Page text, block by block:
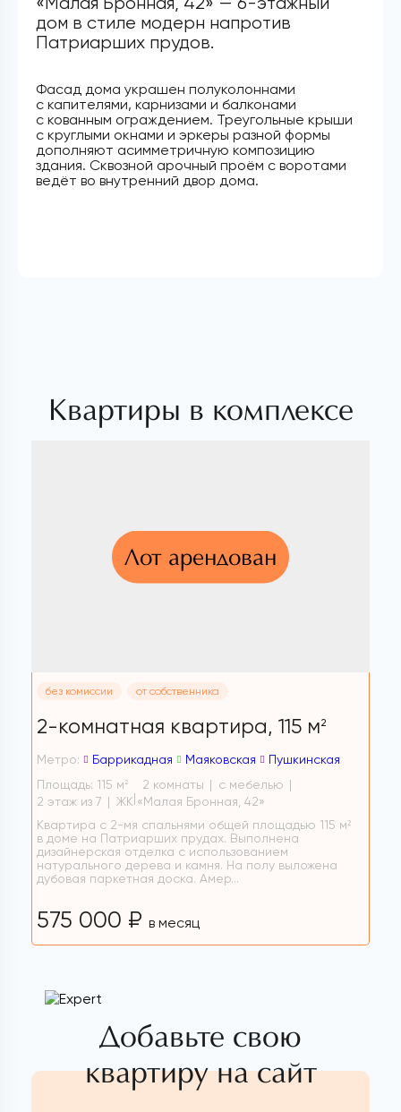
дом в стиле модерн напротив
Патриарших прудов.
Фасад дома украшен полуколоннами
с капителями, карнизами и балконами
с кованным ограждением. Треугольные крыши
с круглыми окнами и эркеры разной формы
дополняют асимметричную композицию
здания. Сквозной арочный проём с воротами
ведёт во внутренний двор дома.
Квартиры в комплексе
Лот арендован
без комиссии от собственника
2-комнатная квартира, 115 м2
Метро: Баррикадная Маяковская
Пушкинская
Площадь: 115 м 2 2 комнаты
с мебелью
2 этаж из 7
ЖК «Малая Бронная, 42»
Квартира с 2-мя спальнями общей площадью 115 м²
в доме на Патриарших прудах. Выполнена
дизайнерская отделка с использованием
натурального дерева и камня. На полу выложена
дубовая паркетная доска. Амер...
575 000 ₽ в месяц
Добавьте свою
квартиру на сайт